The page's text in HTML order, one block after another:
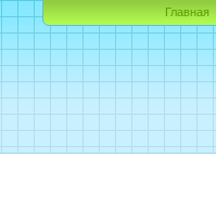
Главная